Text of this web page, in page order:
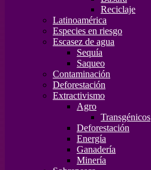
Reciclaje
Latinoamérica
Especies en riesgo
Escasez de agua
Sequía
Saqueo
Contaminación
Deforestación
Extractivismo
Agro
Transgénicos
Deforestación
Energía
Ganadería
Minería